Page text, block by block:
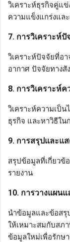
วิเคราะห์ธุรกิจคู่แ
ความแข็งแกร่งแล
7. การวิเคราะห์
วิเคราะห์ปัจจัยที่อ
อากาศ ปัจจัยทางสั
8. การวิเคราะห์ค
วิเคราะห์ความเป็
ธุรกิจ และหาวิธีใน
9. การสรุปและแ
สรุปข้อมูลที่เกี่ยวข้
รายงาน
10. การวางแผน
นำข้อมูลและข้อสรุ
ให้เหมาะสมกับสภ
ข้อมูลใหม่เพื่อรักษ